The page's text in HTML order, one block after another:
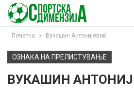
Почетна Вукашин Антонијевиќ
ОЗНАКА НА ПРЕЛИСТУВАЊЕ
ВУКАШИН